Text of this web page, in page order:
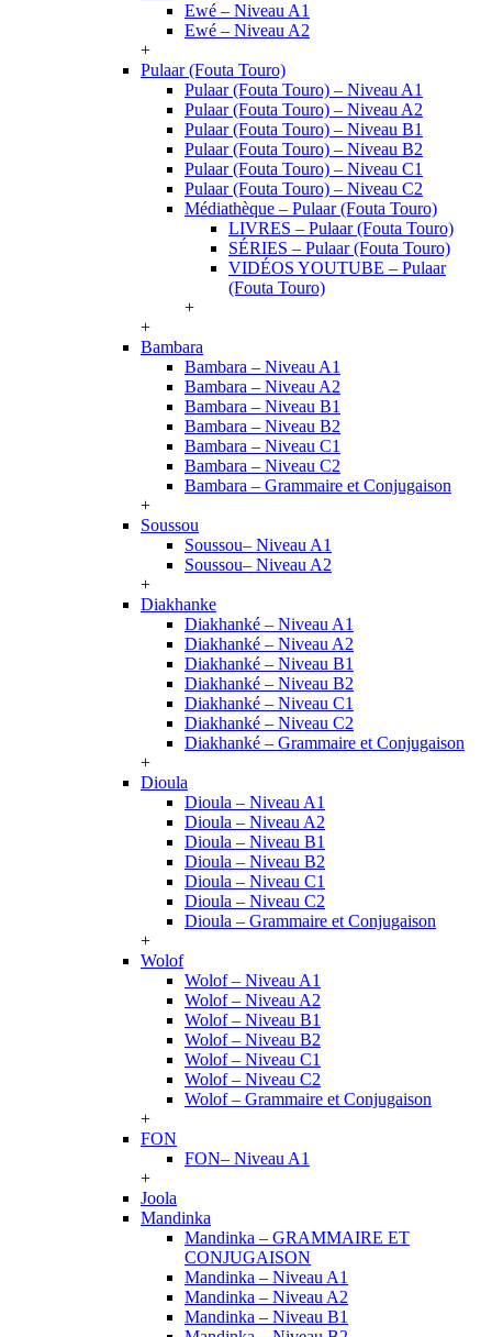
Ewé – Niveau A1
Ewé – Niveau A2
+
Pulaar (Fouta Touro)
Pulaar (Fouta Touro) – Niveau A1
Pulaar (Fouta Touro) – Niveau A2
Pulaar (Fouta Touro) – Niveau B1
Pulaar (Fouta Touro) – Niveau B2
Pulaar (Fouta Touro) – Niveau C1
Pulaar (Fouta Touro) – Niveau C2
Médiathèque – Pulaar (Fouta Touro)
LIVRES – Pulaar (Fouta Touro)
SÉRIES – Pulaar (Fouta Touro)
VIDÉOS YOUTUBE – Pulaar
(Fouta Touro)
+
+
Bambara
Bambara – Niveau A1
Bambara – Niveau A2
Bambara – Niveau B1
Bambara – Niveau B2
Bambara – Niveau C1
Bambara – Niveau C2
Bambara – Grammaire et Conjugaison
+
Soussou
Soussou– Niveau A1
Soussou– Niveau A2
+
Diakhanke
Diakhanké – Niveau A1
Diakhanké – Niveau A2
Diakhanké – Niveau B1
Diakhanké – Niveau B2
Diakhanké – Niveau C1
Diakhanké – Niveau C2
Diakhanké – Grammaire et Conjugaison
+
Dioula
Dioula – Niveau A1
Dioula – Niveau A2
Dioula – Niveau B1
Dioula – Niveau B2
Dioula – Niveau C1
Dioula – Niveau C2
Dioula – Grammaire et Conjugaison
+
Wolof
Wolof – Niveau A1
Wolof – Niveau A2
Wolof – Niveau B1
Wolof – Niveau B2
Wolof – Niveau C1
Wolof – Niveau C2
Wolof – Grammaire et Conjugaison
+
FON
FON– Niveau A1
+
Joola
Mandinka
Mandinka – GRAMMAIRE ET
CONJUGAISON
Mandinka – Niveau A1
Mandinka – Niveau A2
Mandinka – Niveau B1